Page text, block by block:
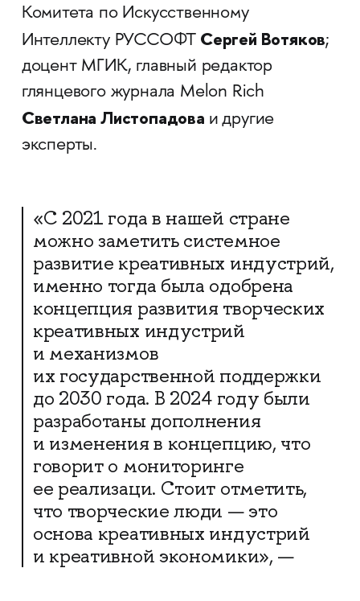
Комитета по Искусственному
Интеллекту РУССОФТ Сергей Вотяков;
доцент МГИК, главный редактор
глянцевого журнала Melon Rich
Светлана Листопадова и другие
эксперты.
«С 2021 года в нашей стране
можно заметить системное
развитие креативных индустрий,
именно тогда была одобрена
концепция развития творческих
креативных индустрий
и механизмов
их государственной поддержки
до 2030 года. В 2024 году были
разработаны дополнения
и изменения в концепцию, что
говорит о мониторинге
ее реализаци. Стоит отметить,
что творческие люди — это
основа креативных индустрий
и креативной экономики», —